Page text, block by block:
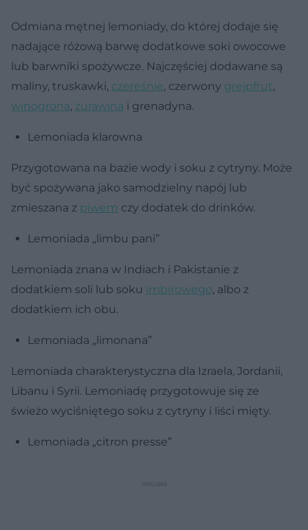
Odmiana mętnej lemoniady, do której dodaje się
nadające różową barwę dodatkowe soki owocowe
lub barwniki spożywcze. Najczęściej dodawane są
maliny, truskawki, czereśnie, czerwony grejpfrut,
winogrona, żurawina i grenadyna.
Lemoniada klarowna
Przygotowana na bazie wody i soku z cytryny. Może
być spożywana jako samodzielny napój lub
zmieszana z piwem czy dodatek do drinków.
Lemoniada „limbu pani”
Lemoniada znana w Indiach i Pakistanie z
dodatkiem soli lub soku imbirowego, albo z
dodatkiem ich obu.
Lemoniada „limonana”
Lemoniada charakterystyczna dla Izraela, Jordanii,
Libanu i Syrii. Lemoniadę przygotowuje się ze
świeżo wyciśniętego soku z cytryny i liści mięty.
Lemoniada „citron presse”